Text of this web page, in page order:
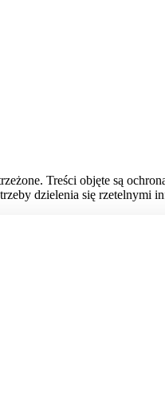
Treści objęte są
dzielenia się rzetelnymi